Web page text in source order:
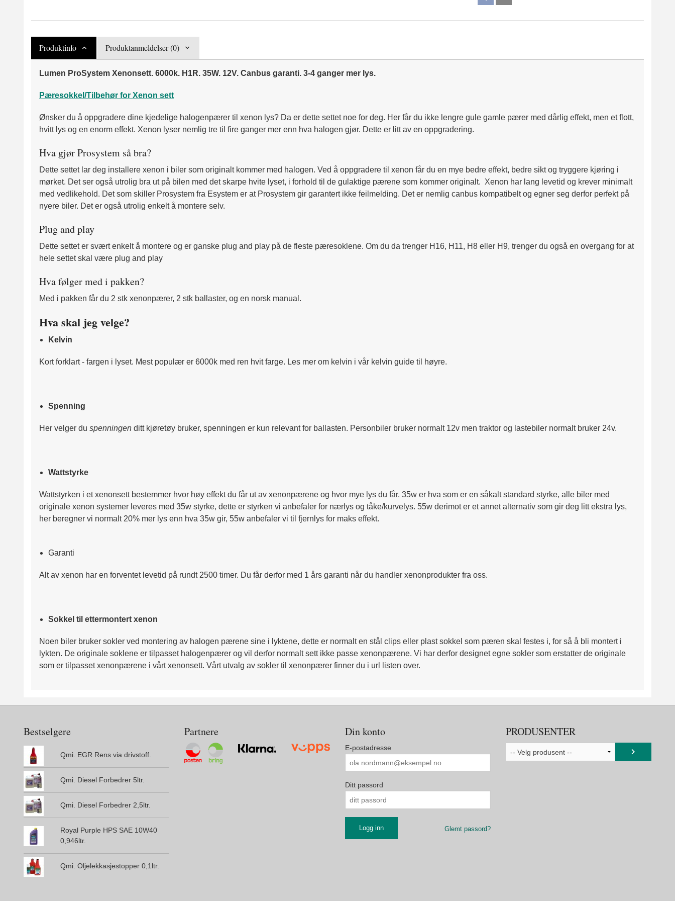
Produktinfo Produktanmeldelser (0)
Lumen ProSystem Xenonsett. 6000k. H1R. 35W. 12V. Canbus garanti. 3-4 ganger mer lys.
Pæresokkel/Tilbehør for Xenon sett
Ønsker du å oppgradere dine kjedelige halogenpærer til xenon lys? Da er dette settet noe for deg. Her får du ikke lengre gule gamle pærer med dårlig effekt, men et flott,
hvitt lys og en enorm effekt. Xenon lyser nemlig tre til fire ganger mer enn hva halogen gjør. Dette er litt av en oppgradering.
Hva gjør Prosystem så bra?
Dette settet lar deg installere xenon i biler som originalt kommer med halogen. Ved å oppgradere til xenon får du en mye bedre effekt, bedre sikt og tryggere kjøring i
mørket. Det ser også utrolig bra ut på bilen med det skarpe hvite lyset, i forhold til de gulaktige pærene som kommer originalt. Xenon har lang levetid og krever minimalt
med vedlikehold. Det som skiller Prosystem fra Esystem er at Prosystem gir garantert ikke feilmelding. Det er nemlig canbus kompatibelt og egner seg derfor perfekt på
nyere biler. Det er også utrolig enkelt å montere selv.
Plug and play
Dette settet er svært enkelt å montere og er ganske plug and play på de fleste pæresoklene. Om du da trenger H16, H11, H8 eller H9, trenger du også en overgang for at
hele settet skal være plug and play
Hva følger med i pakken?
Med i pakken får du 2 stk xenonpærer, 2 stk ballaster, og en norsk manual.
Hva skal jeg velge?
Kelvin
Kort forklart - fargen i lyset. Mest populær er 6000k med ren hvit farge. Les mer om kelvin i vår kelvin guide til høyre.
Spenning
Her velger du spenningen ditt kjøretøy bruker, spenningen er kun relevant for ballasten. Personbiler bruker normalt 12v men traktor og lastebiler normalt bruker 24v.
Wattstyrke
Wattstyrken i et xenonsett bestemmer hvor høy effekt du får ut av xenonpærene og hvor mye lys du får. 35w er hva som er en såkalt standard styrke, alle biler med
originale xenon systemer leveres med 35w styrke, dette er styrken vi anbefaler for nærlys og tåke/kurvelys. 55w derimot er et annet alternativ som gir deg litt ekstra lys,
her beregner vi normalt 20% mer lys enn hva 35w gir, 55w anbefaler vi til fjernlys for maks effekt.
Garanti
Alt av xenon har en forventet levetid på rundt 2500 timer. Du får derfor med 1 års garanti når du handler xenonprodukter fra oss.
Sokkel til ettermontert xenon
Noen biler bruker sokler ved montering av halogen pærene sine i lyktene, dette er normalt en stål clips eller plast sokkel som pæren skal festes i, for så å bli montert i
lykten. De originale soklene er tilpasset halogenpærer og vil derfor normalt sett ikke passe xenonpærene. Vi har derfor designet egne sokler som erstatter de originale
som er tilpasset xenonpærene i vårt xenonsett. Vårt utvalg av sokler til xenonpærer finner du i url listen over.
Bestselgere
Qmi. EGR Rens via drivstoff.
Qmi. Diesel Forbedrer 5ltr.
Qmi. Diesel Forbedrer 2,5ltr.
Royal Purple HPS SAE 10W40
0,946ltr.
Qmi. Oljelekkasjestopper 0,1ltr.
Partnere Din konto
E-postadresse
Ditt passord
Glemt passord?
PRODUSENTER